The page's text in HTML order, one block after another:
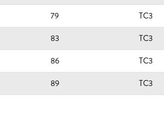
79 TC3
83 TC3
86 TC3
89 TC3